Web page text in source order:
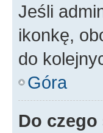
Jeśli
ikonkę,
do
Góra
Do